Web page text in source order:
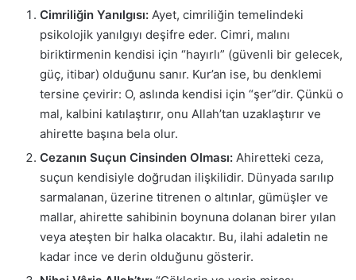
Cimriliğin Yanılgısı: Ayet, cimriliğin temelindeki
psikolojik yanılgıyı deşifre eder. Cimri, malını
biriktirmenin kendisi için “hayırlı” (güvenli bir gelecek,
güç, itibar) olduğunu sanır. Kur’an ise, bu denklemi
tersine çevirir: O, aslında kendisi için “şer”dir. Çünkü o
mal, kalbini katılaştırır, onu Allah’tan uzaklaştırır ve
ahirette başına bela olur.
Cezanın Suçun Cinsinden Olması: Ahiretteki ceza,
suçun kendisiyle doğrudan ilişkilidir. Dünyada sarılıp
sarmalanan, üzerine titrenen o altınlar, gümüşler ve
mallar, ahirette sahibinin boynuna dolanan birer yılan
veya ateşten bir halka olacaktır. Bu, ilahi adaletin ne
kadar ince ve derin olduğunu gösterir.